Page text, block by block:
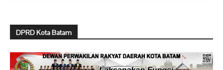
DPRD Kota Batam